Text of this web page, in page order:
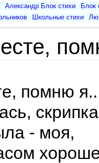
Александр Блок стихи
Блок
Школьные стихи
помню
- моя,